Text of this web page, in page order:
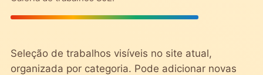
Seleção de trabalhos visíveis no site atual,
organizada por categoria. Pode adicionar novas